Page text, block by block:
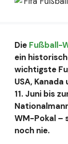
Die Fußball-
ein
wichtigste
USA,
11. Juni bis
WM-Pokal –
noch nie.